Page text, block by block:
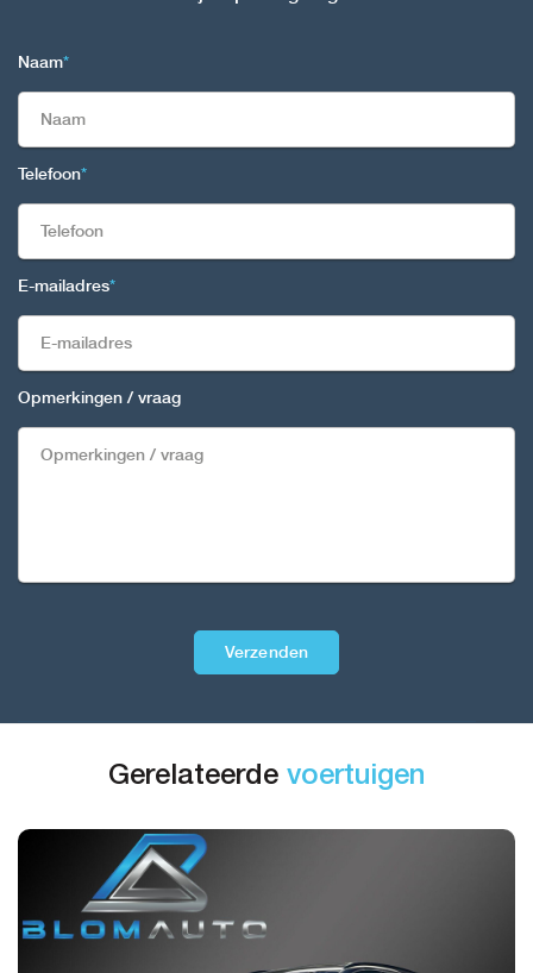
Naam*
Telefoon*
E-mailadres*
Opmerkingen / vraag
Verzenden
Gerelateerde voertuigen